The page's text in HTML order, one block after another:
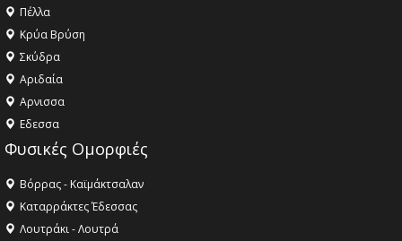
Πέλλα
Κρύα Βρύση
Σκύδρα
Αριδαία
Aρνισσα
Eδεσσα
Φυσικές Ομορφιές
Βόρρας - Καϊμάκτσαλαν
Καταρράκτες Έδεσσας
Λουτράκι - Λουτρά